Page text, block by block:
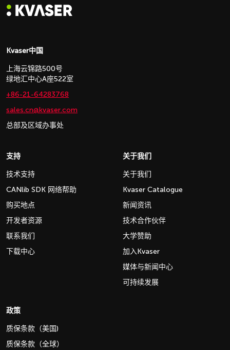
Kvaser中国
上海云锦路500号
绿地汇中心A座522室
+86-21-64283768
sales.cn@kvaser.com
总部及区域办事处
支持
技术支持
CANlib SDK 网络帮助
购买地点
开发者资源
联系我们
下载中心
关于我们
关于我们
Kvaser Catalogue
新闻资讯
技术合作伙伴
大学赞助
加入Kvaser
媒体与新闻中心
可持续发展
政策
质保条款（美国)
质保条款（全球）